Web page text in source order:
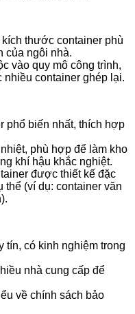
thước container phù
của ngôi nhà.
vào quy mô công trình,
nhiều container ghép lại.
phổ biến nhất, thích hợp
phù hợp để làm kho
khí hậu khắc nghiệt.
được thiết kế đặc
thể (ví dụ: container văn
tín, có kinh nghiệm trong
nhà cung cấp để
về chính sách bảo